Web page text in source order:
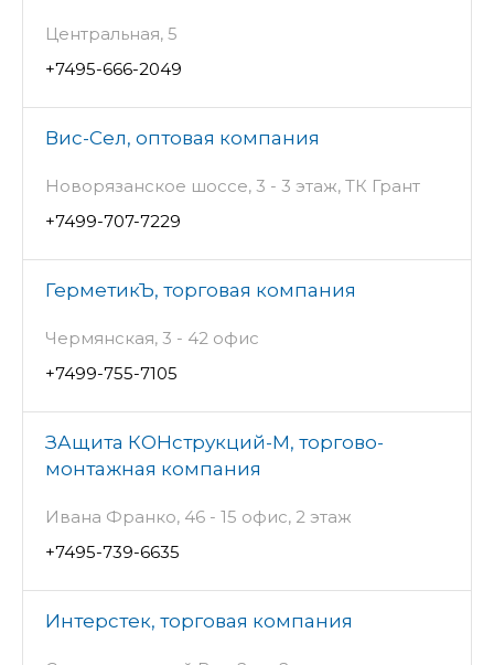
Центральная, 5
+7495-666-2049
Вис-Сел, оптовая компания
Новорязанское шоссе, 3 - 3 этаж, ТК Грант
+7499-707-7229
ГерметикЪ, торговая компания
Чермянская, 3 - 42 офис
+7499-755-7105
ЗАщита КОНструкций-М, торгово-
монтажная компания
Ивана Франко, 46 - 15 офис, 2 этаж
+7495-739-6635
Интерстек, торговая компания